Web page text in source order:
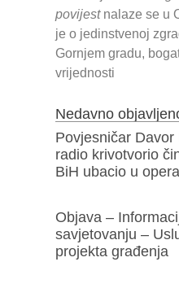
povijestnalaze se u
je o jedinstvenoj
Gornjem gradu,
vrijednosti
Nedavno
Povjesničar
radio krivotvorio
BiH ubacio u
Objava –
savjetovanju –
projekta građenja